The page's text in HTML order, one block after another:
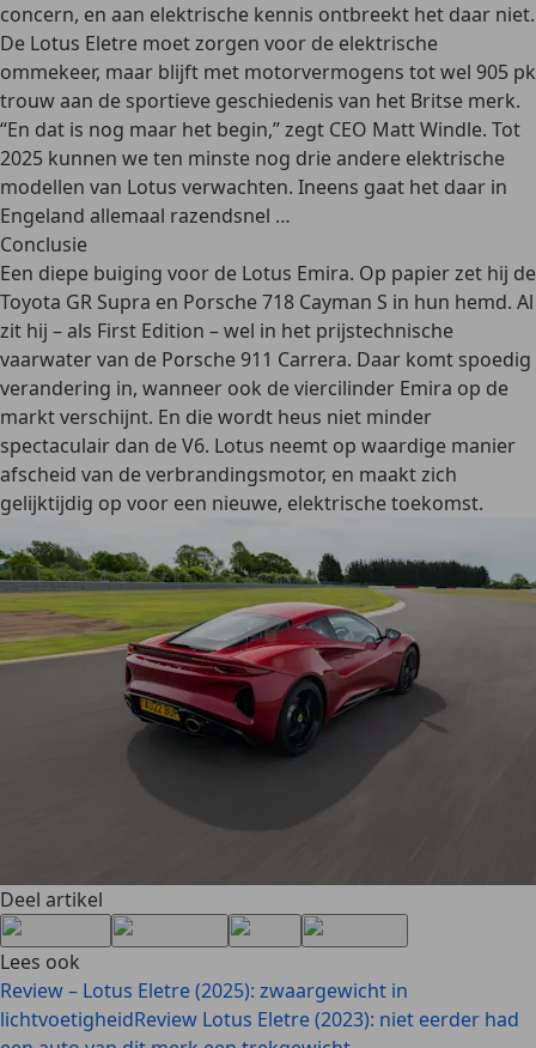
concern, en aan elektrische kennis ontbreekt het daar niet.
De Lotus Eletre moet zorgen voor de elektrische
ommekeer, maar blijft met motorvermogens tot wel 905 pk
trouw aan de sportieve geschiedenis van het Britse merk.
“En dat is nog maar het begin,” zegt CEO Matt Windle. Tot
2025 kunnen we ten minste nog drie andere elektrische
modellen van Lotus verwachten. Ineens gaat het daar in
Engeland allemaal razendsnel …
Conclusie
Een diepe buiging voor de Lotus Emira. Op papier zet hij de
Toyota GR Supra en Porsche 718 Cayman S in hun hemd. Al
zit hij – als First Edition – wel in het prijstechnische
vaarwater van de Porsche 911 Carrera. Daar komt spoedig
verandering in, wanneer ook de viercilinder Emira op de
markt verschijnt. En die wordt heus niet minder
spectaculair dan de V6. Lotus neemt op waardige manier
afscheid van de verbrandingsmotor, en maakt zich
gelijktijdig op voor een nieuwe, elektrische toekomst.
Deel artikel
Lees ook
Review – Lotus Eletre (2025): zwaargewicht in
lichtvoetigheidReview Lotus Eletre (2023): niet eerder had